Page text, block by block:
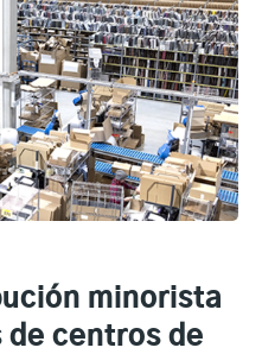
minorista
de centros de